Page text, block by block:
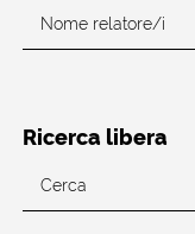
Ricerca libera